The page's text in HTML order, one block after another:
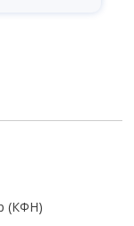
(КФН)